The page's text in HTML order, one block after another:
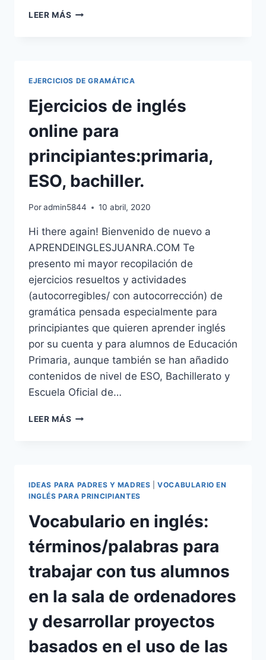
LEER MÁS LECCIONES
EJERCICIOS DE GRAMÁTICA
Ejercicios de inglés
online para
principiantes:primaria,
ESO, bachiller.
Poradmin5844 10 abril, 2020
Hi there again! Bienvenido de nuevo a
APRENDEINGLESJUANRA.COM Te
presento mi mayor recopilación de
ejercicios resueltos y actividades
(autocorregibles/ con autocorrección) de
gramática pensada especialmente para
principiantes que quieren aprender inglés
por su cuenta y para alumnos de Educación
Primaria, aunque también se han añadido
contenidos de nivel de ESO, Bachillerato y
Escuela Oficial de…
LEER MÁS EJERCICIOS
PRINCIPIANTES:PRIMARIA,
ESO,
IDEAS PARA PADRES Y MADRES |VOCABULARIO EN
INGLÉS PARA PRINCIPIANTES
Vocabulario en inglés:
términos/palabras para
trabajar con tus alumnos
en la sala de ordenadores
y desarrollar proyectos
basados en el uso de las